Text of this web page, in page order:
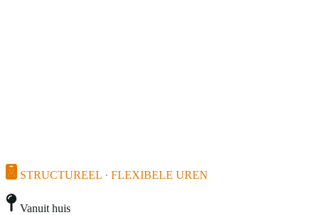
STRUCTUREEL · FLEXIBELE UREN
Vanuit huis